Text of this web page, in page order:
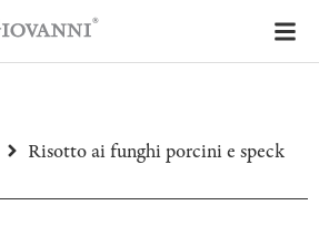
Risotto ai funghi porcini e speck